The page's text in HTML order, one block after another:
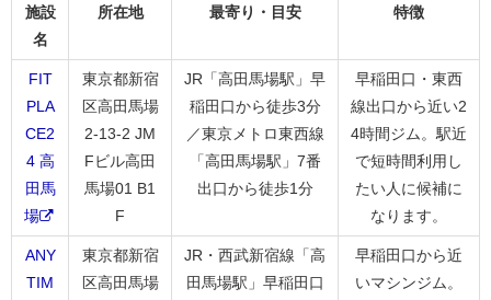
施設
名
所在地 最寄り・目安 特徴
FIT
PLA
CE2
4 高
田馬
場
東京都新宿
区高田馬場
2-13-2 JM
Fビル高田
馬場01 B1
F
JR「高田馬場駅」早
稲田口から徒歩3分
／東京メトロ東西線
「高田馬場駅」7番
出口から徒歩1分
早稲田口・東西
線出口から近い2
4時間ジム。駅近
で短時間利用し
たい人に候補に
なります。
ANY
TIM
東京都新宿
区高田馬場
JR・西武新宿線「高
田馬場駅」早稲田口
早稲田口から近
いマシンジム。